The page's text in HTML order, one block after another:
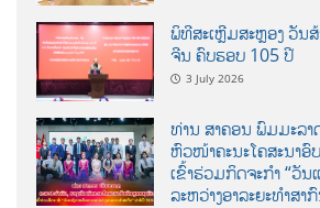
ພິທີສະເຫຼີມສະຫຼອງ ວັນ
ຈີນ ຄົບຮອບ 105 ປີ
3 July 2026
ທ່ານ ສາຄອນ ພົມມະລາ
ຫົວໜ້າຄະນະໂຄສະນາອົ
ເຂົ້າຮ່ວມກິດຈະກຳ “ວັ
ລະຫວ່າງອາລະຍະທຳສາ